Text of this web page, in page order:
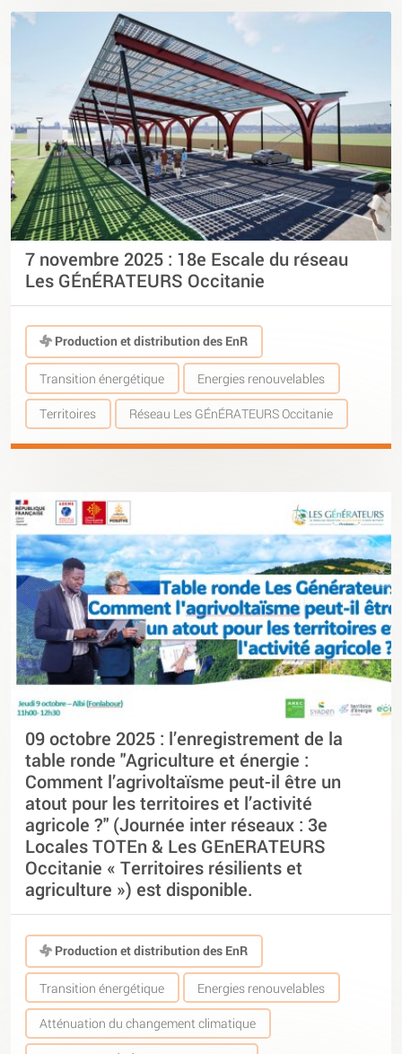
7 novembre 2025 : 18e Escale du réseau
Les GÉnÉRATEURS Occitanie
Production et distribution des EnR
Transition énergétique Energies renouvelables
Territoires Réseau Les GÉnÉRATEURS Occitanie
09 octobre 2025 : l’enregistrement de la
table ronde "Agriculture et énergie :
Comment l’agrivoltaïsme peut-il être un
atout pour les territoires et l’activité
agricole ?" (Journée inter réseaux : 3e
Locales TOTEn & Les GEnERATEURS
Occitanie « Territoires résilients et
agriculture ») est disponible.
Production et distribution des EnR
Transition énergétique Energies renouvelables
Atténuation du changement climatique